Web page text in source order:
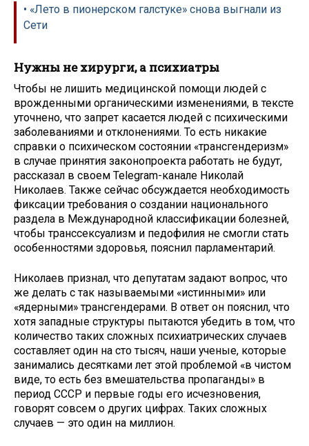
• «Лето в пионерском галстуке» снова выгнали из
Сети
​Нужны не хирурги, а психиатры
Чтобы не лишить медицинской помощи людей с
врожденными органическими изменениями, в тексте
уточнено, что запрет касается людей с психическими
заболеваниями и отклонениями. То есть никакие
справки о психическом состоянии «трансгендеризм»
в случае принятия законопроекта работать не будут,
рассказал в своем Telegram-канале Николай
Николаев. Также сейчас обсуждается необходимость
фиксации требования о создании национального
раздела в Международной классификации болезней,
чтобы транссексуализм и педофилия не смогли стать
особенностями здоровья, пояснил парламентарий.
Николаев признал, что депутатам задают вопрос, что
же делать с так называемыми «истинными» или
«ядерными» трансгендерами. В ответ он пояснил, что
хотя западные структуры пытаются убедить в том, что
количество таких сложных психиатрических случаев
составляет один на сто тысяч, наши ученые, которые
занимались десятками лет этой проблемой «в чистом
виде, то есть без вмешательства пропаганды» в
период СССР и первые годы его исчезновения,
говорят совсем о других цифрах. Таких сложных
случаев — это один на миллион.